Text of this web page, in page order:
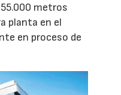
metros
planta en el
en proceso de